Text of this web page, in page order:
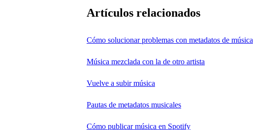
Artículos relacionados
Cómo solucionar problemas con metadatos de música
Música mezclada con la de otro artista
Vuelve a subir música
Pautas de metadatos musicales
Cómo publicar música en Spotify